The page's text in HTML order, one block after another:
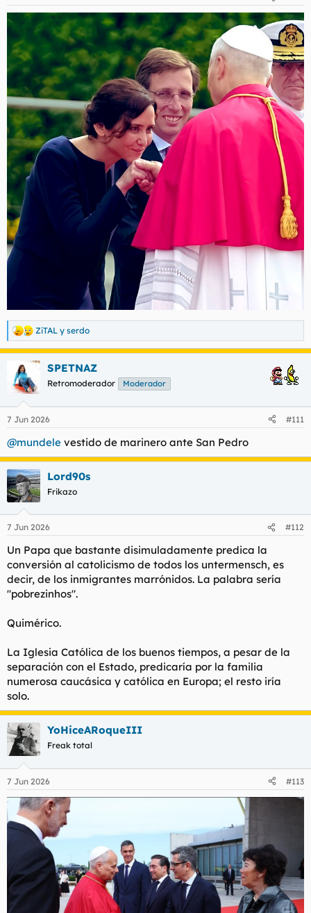
R
e
a
c
i
e
:
ZiTAL y serdo
SPETNAZ
Retromoderador Moderador
7 Jun 2026 #111
@mundele vestido de marinero ante San Pedro
Lord90s
Frikazo
7 Jun 2026 #112
Un Papa que bastante disimuladamente predica la
conversión al catolicismo de todos los untermensch, es
decir, de los inmigrantes marrónidos. La palabra sería
"pobrezinhos".
Quimérico.
La Iglesia Católica de los buenos tiempos, a pesar de la
separación con el Estado, predicaría por la familia
numerosa caucásica y católica en Europa; el resto iría
solo.
YoHiceARoqueIII
Freak total
7 Jun 2026 #113